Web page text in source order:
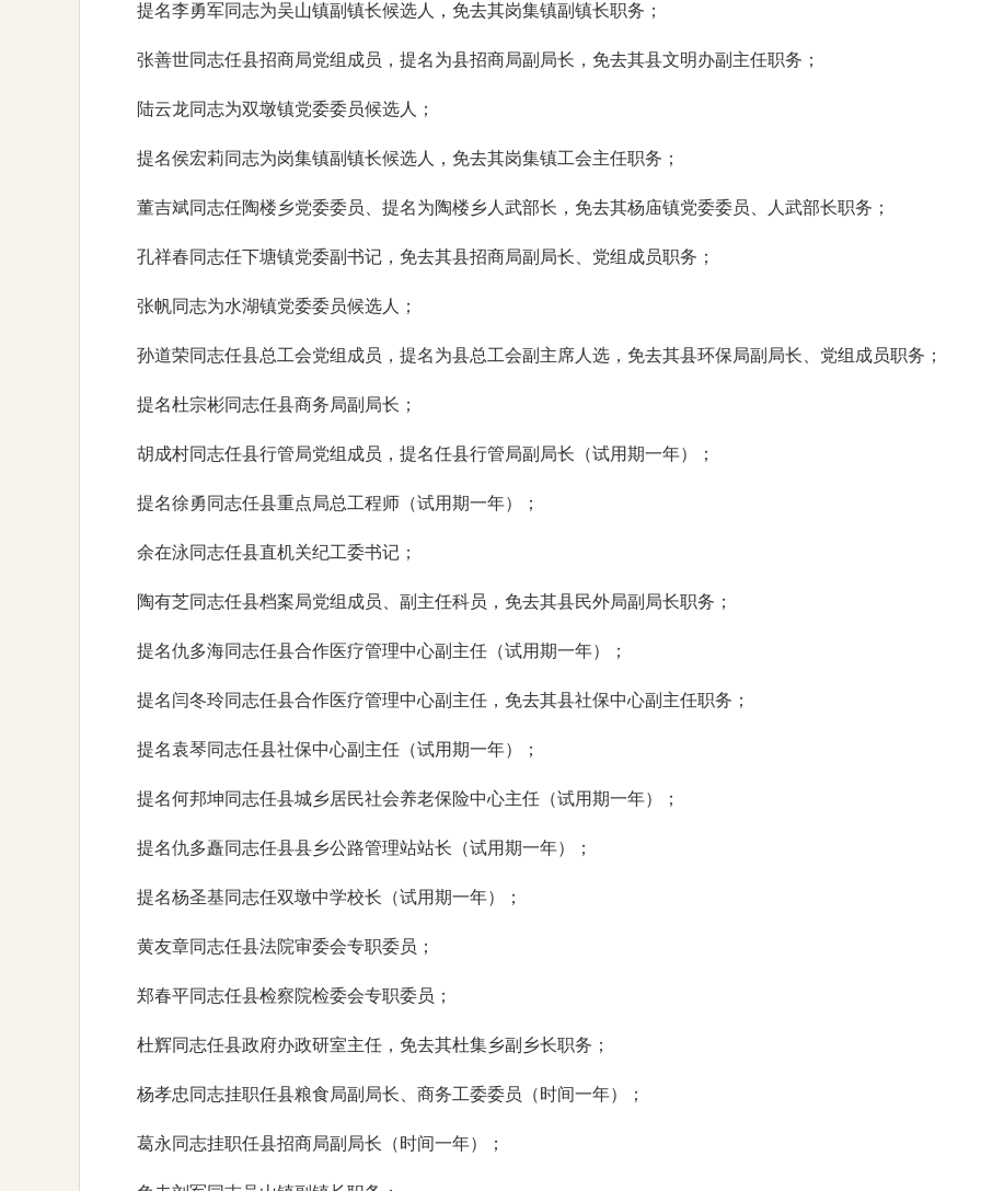
提名李勇军同志为吴山镇副镇长候选人，免去其岗集镇副镇长职务；
张善世同志任县招商局党组成员，提名为县招商局副局长，免去其县文明办副主任职务；
陆云龙同志为双墩镇党委委员候选人；
提名侯宏莉同志为岗集镇副镇长候选人，免去其岗集镇工会主任职务；
董吉斌同志任陶楼乡党委委员、提名为陶楼乡人武部长，免去其杨庙镇党委委员、人武部长职务；
孔祥春同志任下塘镇党委副书记，免去其县招商局副局长、党组成员职务；
张帆同志为水湖镇党委委员候选人；
孙道荣同志任县总工会党组成员，提名为县总工会副主席人选，免去其县环保局副局长、党组成员职务；
提名杜宗彬同志任县商务局副局长；
胡成村同志任县行管局党组成员，提名任县行管局副局长（试用期一年）；
提名徐勇同志任县重点局总工程师（试用期一年）；
余在泳同志任县直机关纪工委书记；
陶有芝同志任县档案局党组成员、副主任科员，免去其县民外局副局长职务；
提名仇多海同志任县合作医疗管理中心副主任（试用期一年）；
提名闫冬玲同志任县合作医疗管理中心副主任，免去其县社保中心副主任职务；
提名袁琴同志任县社保中心副主任（试用期一年）；
提名何邦坤同志任县城乡居民社会养老保险中心主任（试用期一年）；
提名仇多矗同志任县县乡公路管理站站长（试用期一年）；
提名杨圣基同志任双墩中学校长（试用期一年）；
黄友章同志任县法院审委会专职委员；
郑春平同志任县检察院检委会专职委员；
杜辉同志任县政府办政研室主任，免去其杜集乡副乡长职务；
杨孝忠同志挂职任县粮食局副局长、商务工委委员（时间一年）；
葛永同志挂职任县招商局副局长（时间一年）；